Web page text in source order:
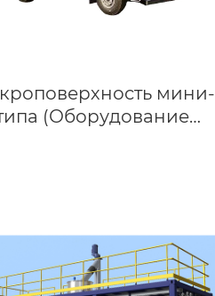
мини-
(Оборудование